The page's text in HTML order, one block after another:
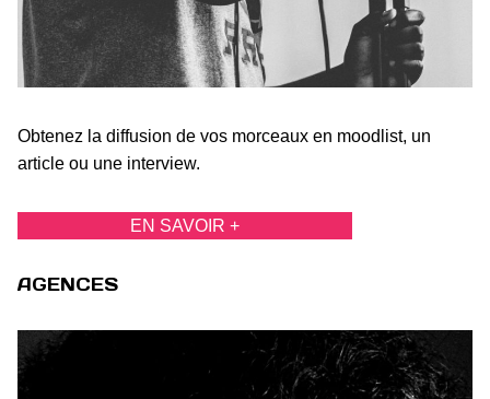
Obtenez la diffusion de vos morceaux en moodlist, un
article ou une interview.
EN SAVOIR +
AGENCES